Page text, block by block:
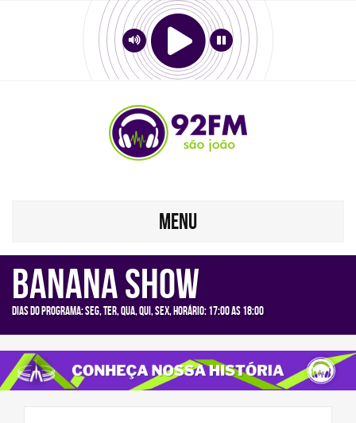
MENU
BANANA SHOW
Dias do programa: seg, ter, qua, qui, sex, Horário: 17:00 as 18:00